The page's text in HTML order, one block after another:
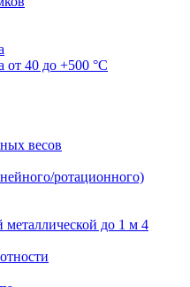
от 40 до +500 °С
весов
ротационного)
до 1 м 4